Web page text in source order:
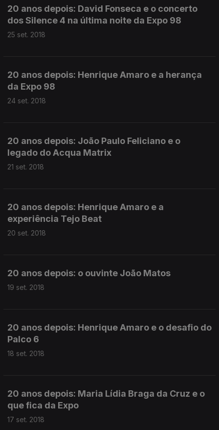
20 anos depois: David Fonseca e o concerto
dos Silence 4 na última noite da Expo 98
25 set. 2018
20 anos depois: Henrique Amaro e a herança
da Expo 98
24 set. 2018
20 anos depois: João Paulo Feliciano e o
legado do Acqua Matrix
21 set. 2018
20 anos depois: Henrique Amaro e a
experiência Tejo Beat
20 set. 2018
20 anos depois: o ouvinte João Matos
19 set. 2018
20 anos depois: Henrique Amaro e o desafio do
Palco 6
18 set. 2018
20 anos depois: Maria Lídia Braga da Cruz e o
que fica da Expo
17 set. 2018